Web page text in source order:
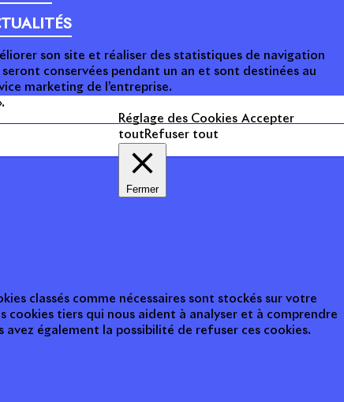
son site et réaliser des statistiques de navigation
seront conservées pendant un an et sont destinées au
marketing de l’entreprise.
Réglage des Cookies Accepter
tout Refuser tout
Fermer
classés comme nécessaires sont stockés sur votre
tiers qui nous aident à analyser et à comprendre
également la possibilité de refuser ces cookies.